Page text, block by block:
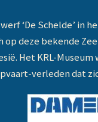
‘De Schelde’ in
op deze bekende
Het KRL-
verleden dat